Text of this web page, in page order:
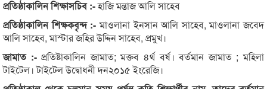
প্রতিষ্ঠাকালিন শিক্ষাসচিব :-হাজি মন্তাজ আলি সাহেব
প্রতিষ্ঠাকালিন শিক্ষকবৃন্দ :-মাওলানা ইনসান আলি সাহেব, মাওলানা জবেদ
আলি সাহেব, মাস্টার জহির উদ্দিন সাহেব, প্রমুখ।
জামাত :-প্রতিষ্টাকালিন জামাত; মক্তব ৪র্থ বর্ষ। বর্তমান জামাত ; মহিলা
টাইটেল। টাইটেল উদ্বোধনী দন২০১৫ ইংরেজি।